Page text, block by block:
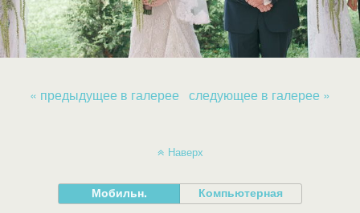
« предыдущее в галерее следующее в галерее »
Наверх
Мобильн. Компьютерная